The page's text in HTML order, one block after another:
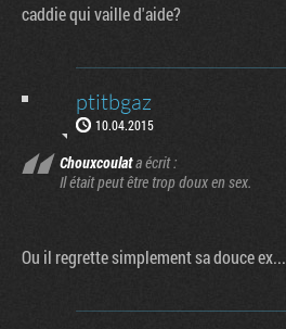
caddie qui vaille d'aide?
ptitbgaz
10.04.2015
Chouxcoulata écrit :
Il était peut être trop doux en sex.
Ou il regrette simplement sa douce ex...